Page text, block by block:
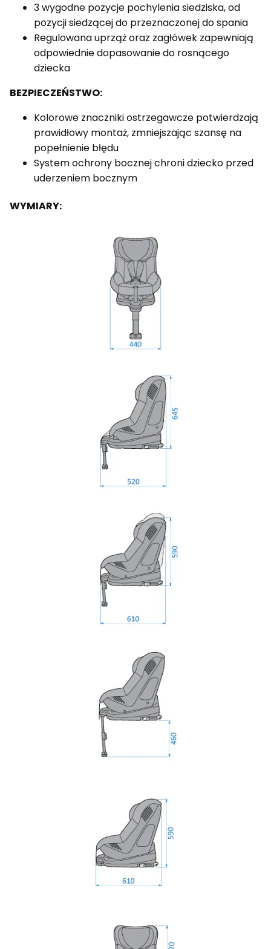
3 wygodne pozycje pochylenia siedziska, od
pozycji siedzącej do przeznaczonej do spania
Regulowana uprząż oraz zagłówek zapewniają
odpowiednie dopasowanie do rosnącego
dziecka
BEZPIECZEŃSTWO:
Kolorowe znaczniki ostrzegawcze potwierdzają
prawidłowy montaż, zmniejszając szansę na
popełnienie błędu
System ochrony bocznej chroni dziecko przed
uderzeniem bocznym
WYMIARY: